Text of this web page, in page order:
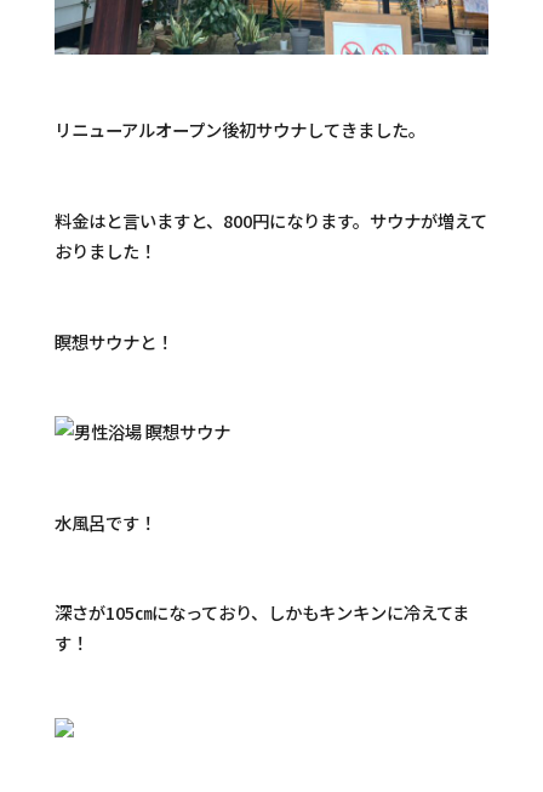
リニューアルオープン後初サウナしてきました。
料金はと言いますと、800円になります。サウナが増えて
おりました！
瞑想サウナと！
水風呂です！
深さが105㎝になっており、しかもキンキンに冷えてま
す！